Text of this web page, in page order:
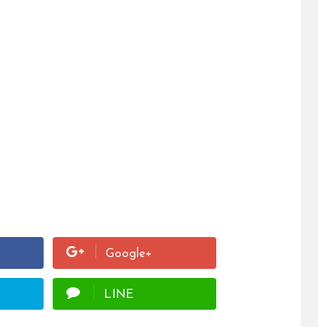
Google+
LINE